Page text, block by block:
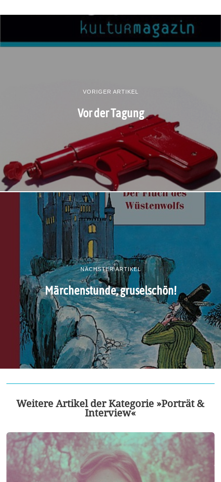
VORIGER ARTIKEL
Vor der Tagung
NÄCHSTER ARTIKEL
Märchenstunde, gruselschön!
Weitere Artikel der Kategorie »Porträt &
Interview«